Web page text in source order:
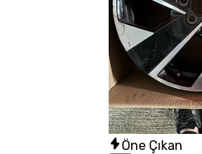
Öne Çıkan